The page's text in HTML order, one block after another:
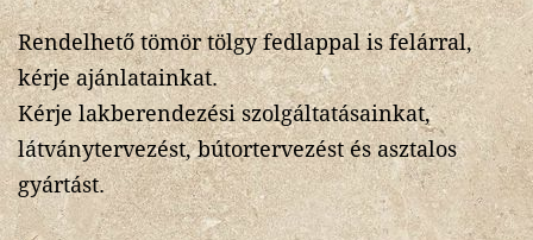
Rendelhető tömör tölgy fedlappal is felárral,
kérje ajánlatainkat.
Kérje lakberendezési szolgáltatásainkat,
látványtervezést, bútortervezést és asztalos
gyártást.